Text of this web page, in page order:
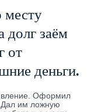
долг заём
от
деньги.
Оформил
им ложную